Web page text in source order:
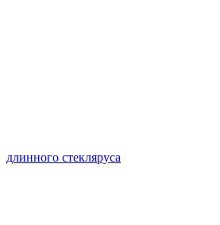
длинного стекляруса